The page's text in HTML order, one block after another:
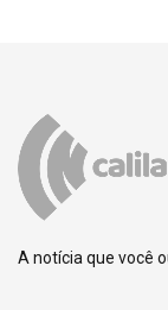
A notícia que você